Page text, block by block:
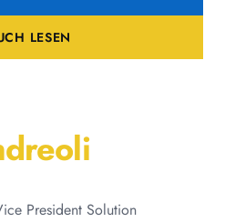
LESEN
President Solution